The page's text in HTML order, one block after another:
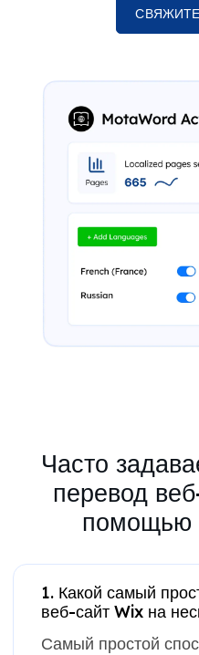
Часто
перевод
помощью
1. Какой самый
веб-сайт Wix на
Самый простой